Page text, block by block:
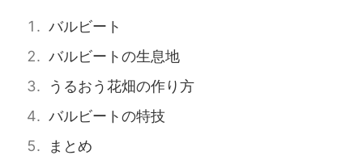
バルビート
バルビートの生息地
うるおう花畑の作り方
バルビートの特技
まとめ